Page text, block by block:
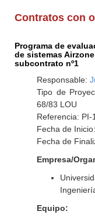
Contratos con
Programa de
de sistemas
subcontrato nº1
Responsable:
Tipo de
68/83 LOU
Referencia: PI-
Fecha de
Fecha de
Empresa/
Equipo: